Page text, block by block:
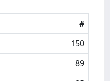
#
150
89